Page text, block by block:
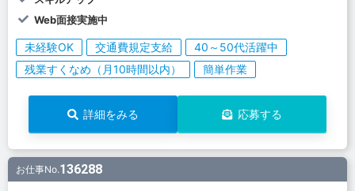
Web面接実施中
未経験OK 交通費規定支給
40～50代活躍中
残業すくなめ（月10時間以内）
簡単作業
詳細をみる 応募する
お仕事No.136288